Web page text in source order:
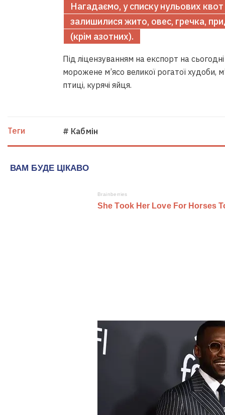
Нагадаємо, у списку нульових
залишилися жито, овес, гречка,
(крім азотних).
Під ліцензуванням на експорт на
морожене м’ясо великої рогатої худоби,
птиці, курячі яйця.
Теги # Кабмін